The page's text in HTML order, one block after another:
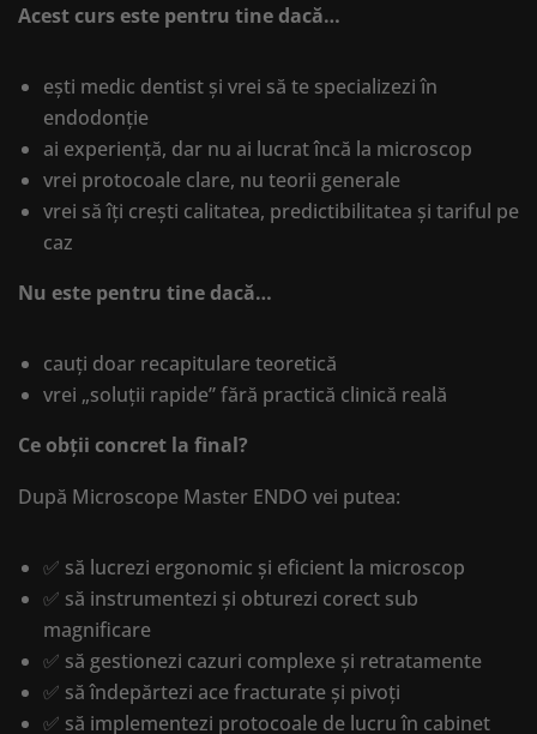
Acest curs este pentru tine dacă…
ești medic dentist și vrei să te specializezi în
endodonție
ai experiență, dar nu ai lucrat încă la microscop
vrei protocoale clare, nu teorii generale
vrei să îți crești calitatea, predictibilitatea și tariful pe
caz
Nu este pentru tine dacă…
cauți doar recapitulare teoretică
vrei „soluții rapide” fără practică clinică reală
Ce obții concret la final?
După Microscope Master ENDO vei putea:
✅ să lucrezi ergonomic și eficient la microscop
✅ să instrumentezi și obturezi corect sub
magnificare
✅ să gestionezi cazuri complexe și retratamente
✅ să îndepărtezi ace fracturate și pivoți
✅ să implementezi protocoale de lucru în cabinet